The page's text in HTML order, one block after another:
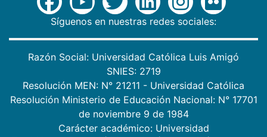
Síguenos en nuestras redes sociales:
Razón Social: Universidad Católica Luis Amigó
SNIES: 2719
Resolución MEN: N° 21211 - Universidad Católica
Resolución Ministerio de Educación Nacional: N° 17701
de noviembre 9 de 1984
Carácter académico: Universidad